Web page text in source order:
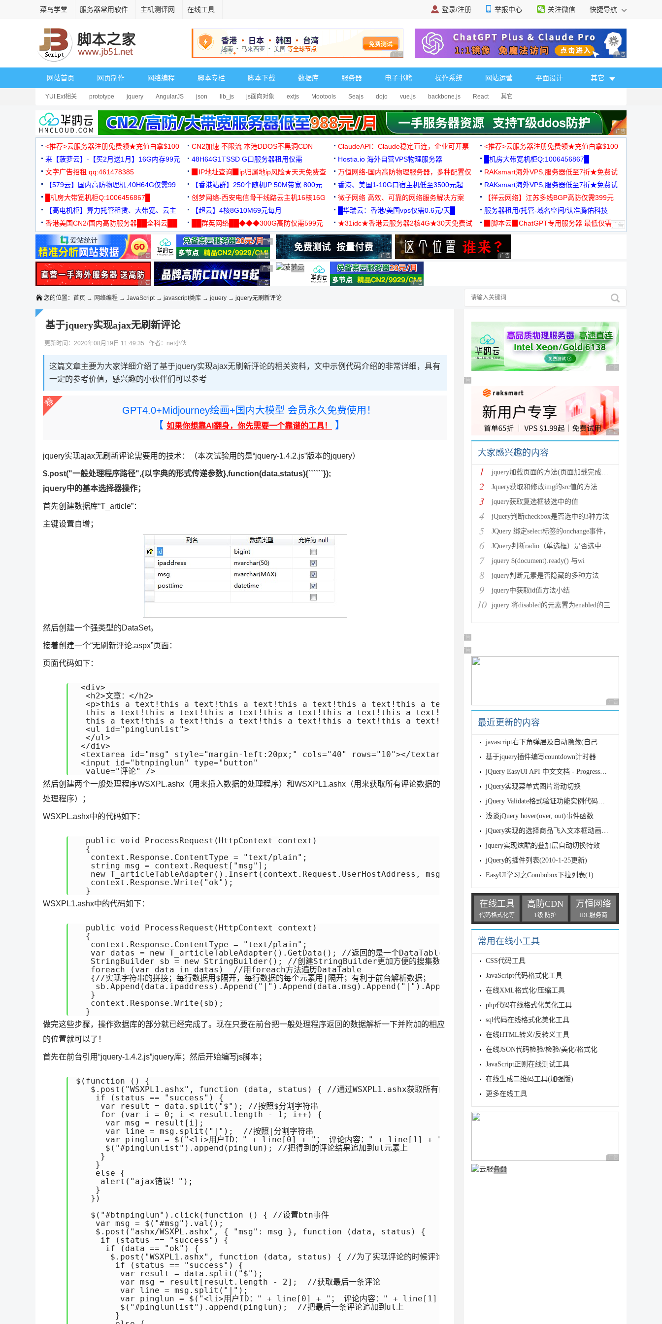
菜鸟学堂 服务器常用软件 主机测评网 在线工具 登录/注册 举报中心 关注微信 快捷导航
广告 商业广告，理性选择 广告 商业广告，理
网站首页 网页制作 网络编程 脚本专栏 脚本下载 数据库 服务器 电子书籍 操作系统 网站运营 平面设计 其它
YUI.Ext相关 prototype jquery AngularJS json lib_js js面向对象 extjs Mootools Seajs dojo vue.js backbone.js React 其它
广告 商业广告，理
<推荐>云服务器注册免费领★充值白拿$100 CN2加速 不限流 本港DDOS不黑洞CDN ClaudeAPI：Claude稳定直连，企业可开票
<推荐>云服务器注册免费领★充值白拿$100
来【菠萝云】-【买2月送1月】16G内存99元
48H64G1TSSD G口服务器租用仅需
3000+可免费测试
Hostia.io 海外自营VPS物理服务器
█机房大带宽机柜Q:1006456867█
文字广告招租 qq:461478385
▉IP地址查询▉ip归属地ip风险★天天免费查
万恒网络-国内高防物理服务器，多种配置仅
99元/月起
RAKsmart海外VPS,服务器低至7折★免费试
用★
【579云】国内高防物理机,40H64G仅需99
元
【香港站群】250个随机IP 50M带宽 800元 香港、美国1-10G口宿主机低至3500元起
RAKsmart海外VPS,服务器低至7折★免费试
用★
█机房大带宽机柜Q:1006456867█
创梦网络-西安电信骨干线路云主机16核16G
88元/月
微子网络 高效、可靠的网络服务解决方案
【祥云网络】江苏多线BGP高防仅需399元
【高电机柜】算力托管租赁、大带宽、云主
机
【超云】4核8G10M69元每月 █华瑞云：香港/美国vps仅需0.6元/天█
服务器租用/托管-域名空间/认准腾佑科技
香港美国CN2/国内高防服务器██全科云██
██群英网络██◆◆◆300G高防仅需599元
◆◆◆
★31idc★香港云服务器2核4G★30天免费试
用◆
▉脚本云▉ChatGPT专用服务器 最低仅需
19元/月
广告 商业广告，理性选择 广告 商业广告，理性选择
广告 商业广告，理性选择
广告 商业广告，理性选择 广告 商业广告，理性选择
广告 商业广告，理性选择 广告 商业广告，理性选择
广告 商业广告，理性选择广告 商业广告，理性选择
广告 商业广告，理性选择
您的位置： 首页 → 网络编程 → JavaScript→ javascript类库 → jquery → jquery无刷新评论
基于jquery实现ajax无刷新评论
更新时间：2020年08月19日 11:49:35 作者：net小伙
这篇文章主要为大家详细介绍了基于jquery实现ajax无刷新评论的相关资料，文中示例代码介绍的非常详细，具有
一定的参考价值，感兴趣的小伙伴们可以参考
GPT4.0+Midjourney绘画+国内大模型 会员永久免费使用！
【 如果你想靠AI翻身，你先需要一个靠谱的工具！ 】
jquery实现ajax无刷新评论需要用的技术：（本次试验用的是“jquery-1.4.2.js”版本的jquery）
$.post("一般处理程序路径",{以字典的形式传递参数},function(data,status){``````});
jquery中的基本选择器操作；
首先创建数据库“T_article”：
主键设置自增；
然后创建一个强类型的DataSet。
接着创建一个“无刷新评论.aspx”页面：
页面代码如下：
<div>
  <h2>文章：</h2>
  <p>this a text!this a text!this a text!this a text!this a text!this a text!this a text!this a text!
  this a text!this a text!this a text!this a text!this a text!this a text!this a text!this a text!this a text!
  this a text!this a text!this a text!this a text!this a text!this a text!</p>
  <ul id="pinglunlist">
  </ul>
</div>
<textarea id="msg" style="margin-left:20px;" cols="40" rows="10"></textarea>
<input id="btnpinglun" type="button"
然后创建两个一般处理程序WSXPL.ashx（用来插入数据的处理程序）和WSXPL1.ashx（用来获取所有评论数据的
处理程序）；
WSXPL.ashx中的代码如下：
  public void ProcessRequest(HttpContext context)
  {
   context.Response.ContentType = "text/plain";
   string msg = context.Request["msg"];
new T_articleTableAdapter().Insert(context.Request.UserHostAddress, msg, DateTime.Now); //创建一个强类型的实例，然后调用
   context.Response.Write("ok");
WSXPL1.ashx中的代码如下：
  public void ProcessRequest(HttpContext context)
  {
   context.Response.ContentType = "text/plain";
   var datas = new T_articleTableAdapter().GetData(); //返回的是一个DataTable
   StringBuilder sb = new StringBuilder(); //创建StringBuilder更加方便的搜集数据
   foreach (var data in datas)  //用foreach方法遍历DataTable
   {//实现字符串的拼接；每行数据用$隔开，每行数据的每个元素用|隔开；有利于前台解析数据；
    sb.Append(data.ipaddress).Append("|").Append(data.msg).Append("|").Append(data.posttime).Append("$");
   }
   context.Response.Write(sb);
做完这些步骤，操作数据库的部分就已经完成了。现在只要在前台把一般处理程序返回的数据解析一下并附加的相应
的位置就可以了！
首先在前台引用“jquery-1.4.2.js”jquery库；然后开始编写js脚本；
$(function () {
   $.post("WSXPL1.ashx", function (data, status) { //通过WSXPL1.ashx获取所有的评论内容
    if (status == "success") {
     var result = data.split("$"); //按照$分割字符串
     for (var i = 0; i < result.length - 1; i++) {
      var msg = result[i];
      var line = msg.split("|");  //按照|分割字符串
      var pinglun = $("<li>用户ID：" + line[0] + "； 评论内容：" + line[1] + "； 评论时间：" + line[2] + "</li>");
      $("#pinglunlist").append(pinglun); //把得到的评论结果追加到ul元素上
     }
    }
    else {
     alert("ajax错误！");
    }
   })
   $("#btnpinglun").click(function () { //设置btn事件
    var msg = $("#msg").val();
    $.post("ashx/WSXPL.ashx", { "msg": msg }, function (data, status) {
     if (status == "success") {
      if (data == "ok") {
       $.post("WSXPL1.ashx", function (data, status) { //为了实现评论的时候评论内容会自动的添加到ul上
        if (status == "success") {
         var result = data.split("$");
         var msg = result[result.length - 2];  //获取最后一条评论
         var line = msg.split("|");
         var pinglun = $("<li>用户ID：" + line[0] + "； 评论内容：" + line[1] + "； 评论时间：" + line[2] + "</li>");
         $("#pinglunlist").append(pinglun);  //把最后一条评论追加到ul上
        }
广告 商业广告，理性
广告 商业广告，理性选择
广告 商业广告，理性
大家感兴趣的内容
1 jquery加载页面的方法(页面加载完成就执行)
2 Jquery获取和修改img的src值的方法
3 jquery获取复选框被选中的值
4 jQuery判断checkbox是否选中的3种方法
5 JQuery 绑定select标签的onchange事件，
6 JQuery判断radio（单选框）是否选中和获取选中值方法
7 jquery $(document).ready() 与wi
8 jquery判断元素是否隐藏的多种方法
9 jquery中获取id值方法小结
10 jquery 将disabled的元素置为enabled的三
广告 商业广告，理性选择
广告 商业广告，理性选择
广告 商业广告，理性
最近更新的内容
javascript右下角弹层及自动隐藏(自己编写)
基于jquery插件编写countdown计时器
jQuery EasyUI API 中文文档 - ProgressBar 进
jQuery实现菜单式图片滑动切换
jQuery Validate格式验证功能实例代码（包括重名验证）
浅谈jQuery hover(over, out)事件函数
jQuery实现的选择商品飞入文本框动画效果完整实例
jquery实现炫酷的叠加层自动切换特效
jQuery的插件列表(2010-1-25更新)
EasyUI学习之Combobox下拉列表(1)
在线工具
代码格式化等
高防CDN
T级 防护
万恒网络
IDC服务商
常用在线小工具
CSS代码工具
JavaScript代码格式化工具
在线XML格式化/压缩工具
php代码在线格式化美化工具
sql代码在线格式化美化工具
在线HTML转义/反转义工具
在线JSON代码检验/检验/美化/格式化
JavaScript正则在线测试工具
在线生成二维码工具(加强版)
更多在线工具
广告 商业广告，理性
广告 商业广告，理性选择